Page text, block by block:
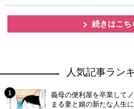
続きはこち
人気記事ラン
義母の便利屋を卒業して
まる妻と娘の新たな人生